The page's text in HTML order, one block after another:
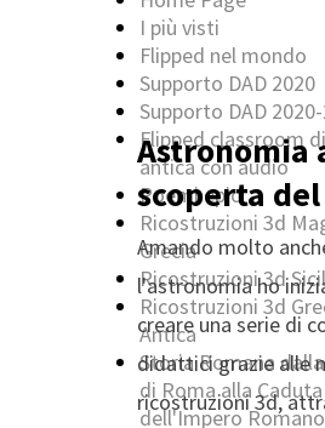
Astronomia
scoperta
Amando molto
l'astronomia ho
creare una serie di
didattici grazie alle
ricostruzioni 3d,
I più visti
Flipped nel mondo
Supporto DAD 2020
Supporto DAD
Flipped classroom
antica con audio
Poemi epici
Ricostruzioni 3d
Grecia
Ricostruzioni 3d
Ricostruzioni 3d
Antica
Storia Romana
di Roma alla Caduta
dell'Impero Romano